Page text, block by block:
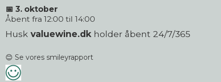
📅 3. oktober
Åbent fra 12:00 til 14:00
Husk valuewine.dk holder åbent 24/7/365
😊 Se vores smileyrapport